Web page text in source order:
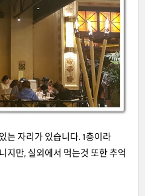
는 자리가 있습니다. 1층이라
지만, 실외에서 먹는것 또한 추억